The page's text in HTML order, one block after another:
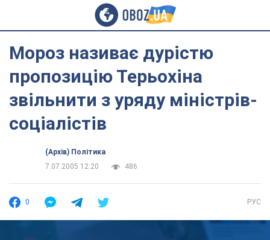
Мороз називає дурістю
пропозицію Терьохіна
звільнити з уряду міністрів-
соціалістів
(Архів) Політика
7.07.2005 12:20
486
0 РУС